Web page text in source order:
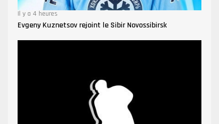
Il y a 4 heures
Evgeny Kuznetsov rejoint le Sibir Novossibirsk